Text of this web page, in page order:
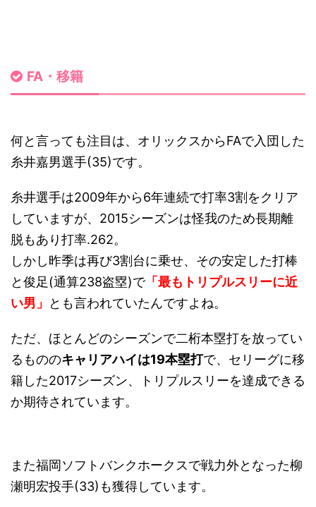
FA・移籍
何と言っても注目は、オリックスからFAで入団した
糸井嘉男選手(35)です。
糸井選手は2009年から6年連続で打率3割をクリア
していますが、2015シーズンは怪我のため長期離
脱もあり打率.262。
しかし昨季は再び3割台に乗せ、その安定した打棒
と俊足(通算238盗塁)で「最もトリプルスリーに近
い男」
とも言われていたんですよね。
ただ、ほとんどのシーズンで二桁本塁打を放ってい
るもののキャリアハイは19本塁打で、セリーグに移
籍した2017シーズン、トリプルスリーを達成できる
か期待されています。
また福岡ソフトバンクホークスで戦力外となった柳
瀬明宏投手(33)も獲得しています。